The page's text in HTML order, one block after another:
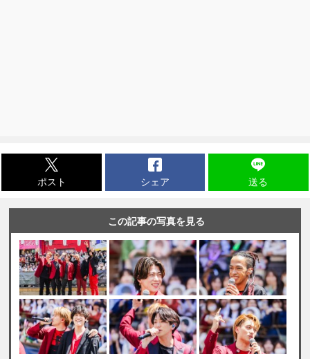
ポスト シェア 送る
この記事の写真を見る